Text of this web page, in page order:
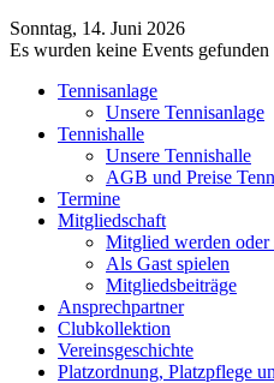
Sonntag, 14. Juni 2026
Es wurden keine Events gefunden
Tennisanlage
Unsere Tennisanlage
Tennishalle
Unsere Tennishalle
AGB und Preise
Termine
Mitgliedschaft
Mitglied werden oder
Als Gast spielen
Mitgliedsbeiträge
Ansprechpartner
Clubkollektion
Vereinsgeschichte
Platzordnung, Platzpflege